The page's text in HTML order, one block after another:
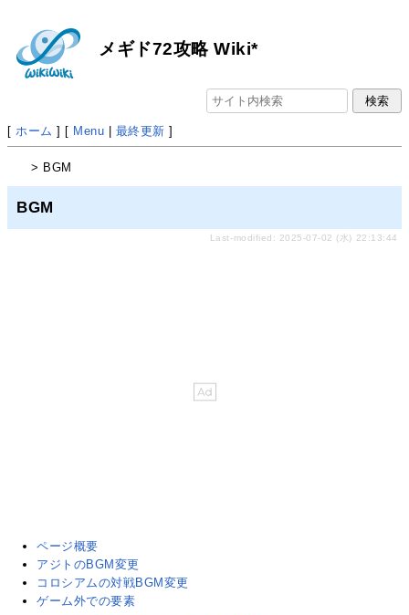
メギド72攻略 Wiki*
[ ホーム ] [ Menu | 最終更新 ]
> BGM
BGM
Last-modified: 2025-07-02 (水) 22:13:44
ページ概要
アジトのBGM変更
コロシアムの対戦BGM変更
ゲーム外での要素